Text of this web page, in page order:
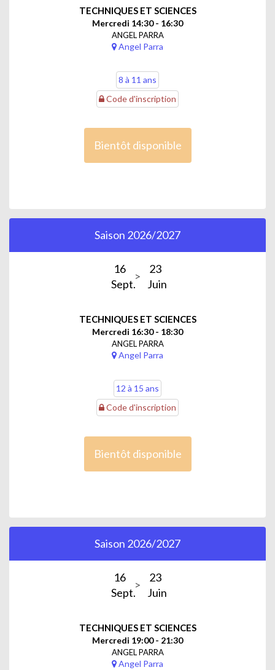
TECHNIQUES ET SCIENCES
Mercredi 14:30 - 16:30
ANGEL PARRA
Angel Parra
8 à 11 ans
Code d'inscription
Bientôt disponible
Saison 2026/2027
16
Sept.
23
Juin
TECHNIQUES ET SCIENCES
Mercredi 16:30 - 18:30
ANGEL PARRA
Angel Parra
12 à 15 ans
Code d'inscription
Bientôt disponible
Saison 2026/2027
16
Sept.
23
Juin
TECHNIQUES ET SCIENCES
Mercredi 19:00 - 21:30
ANGEL PARRA
Angel Parra